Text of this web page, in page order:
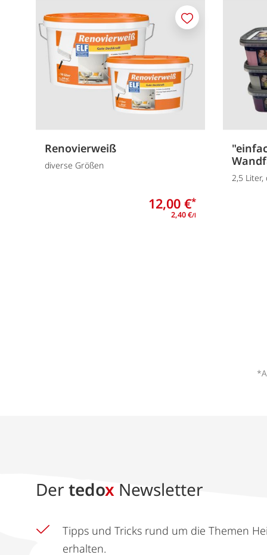
Renovierweiß
diverse Größen
12,00 €*
2,40 €/l
Merken
2,5
Der tedox Newsletter
Tipps und Tricks rund um die Themen
erhalten.